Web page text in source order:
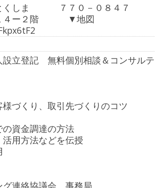
とくしま ７７０－０８４７
１４ー２階 ▼地図
立登記　無料個別相談＆コンサルテ
づくり、取引先づくりのコツ
資金調達の方法
用方法などを伝授